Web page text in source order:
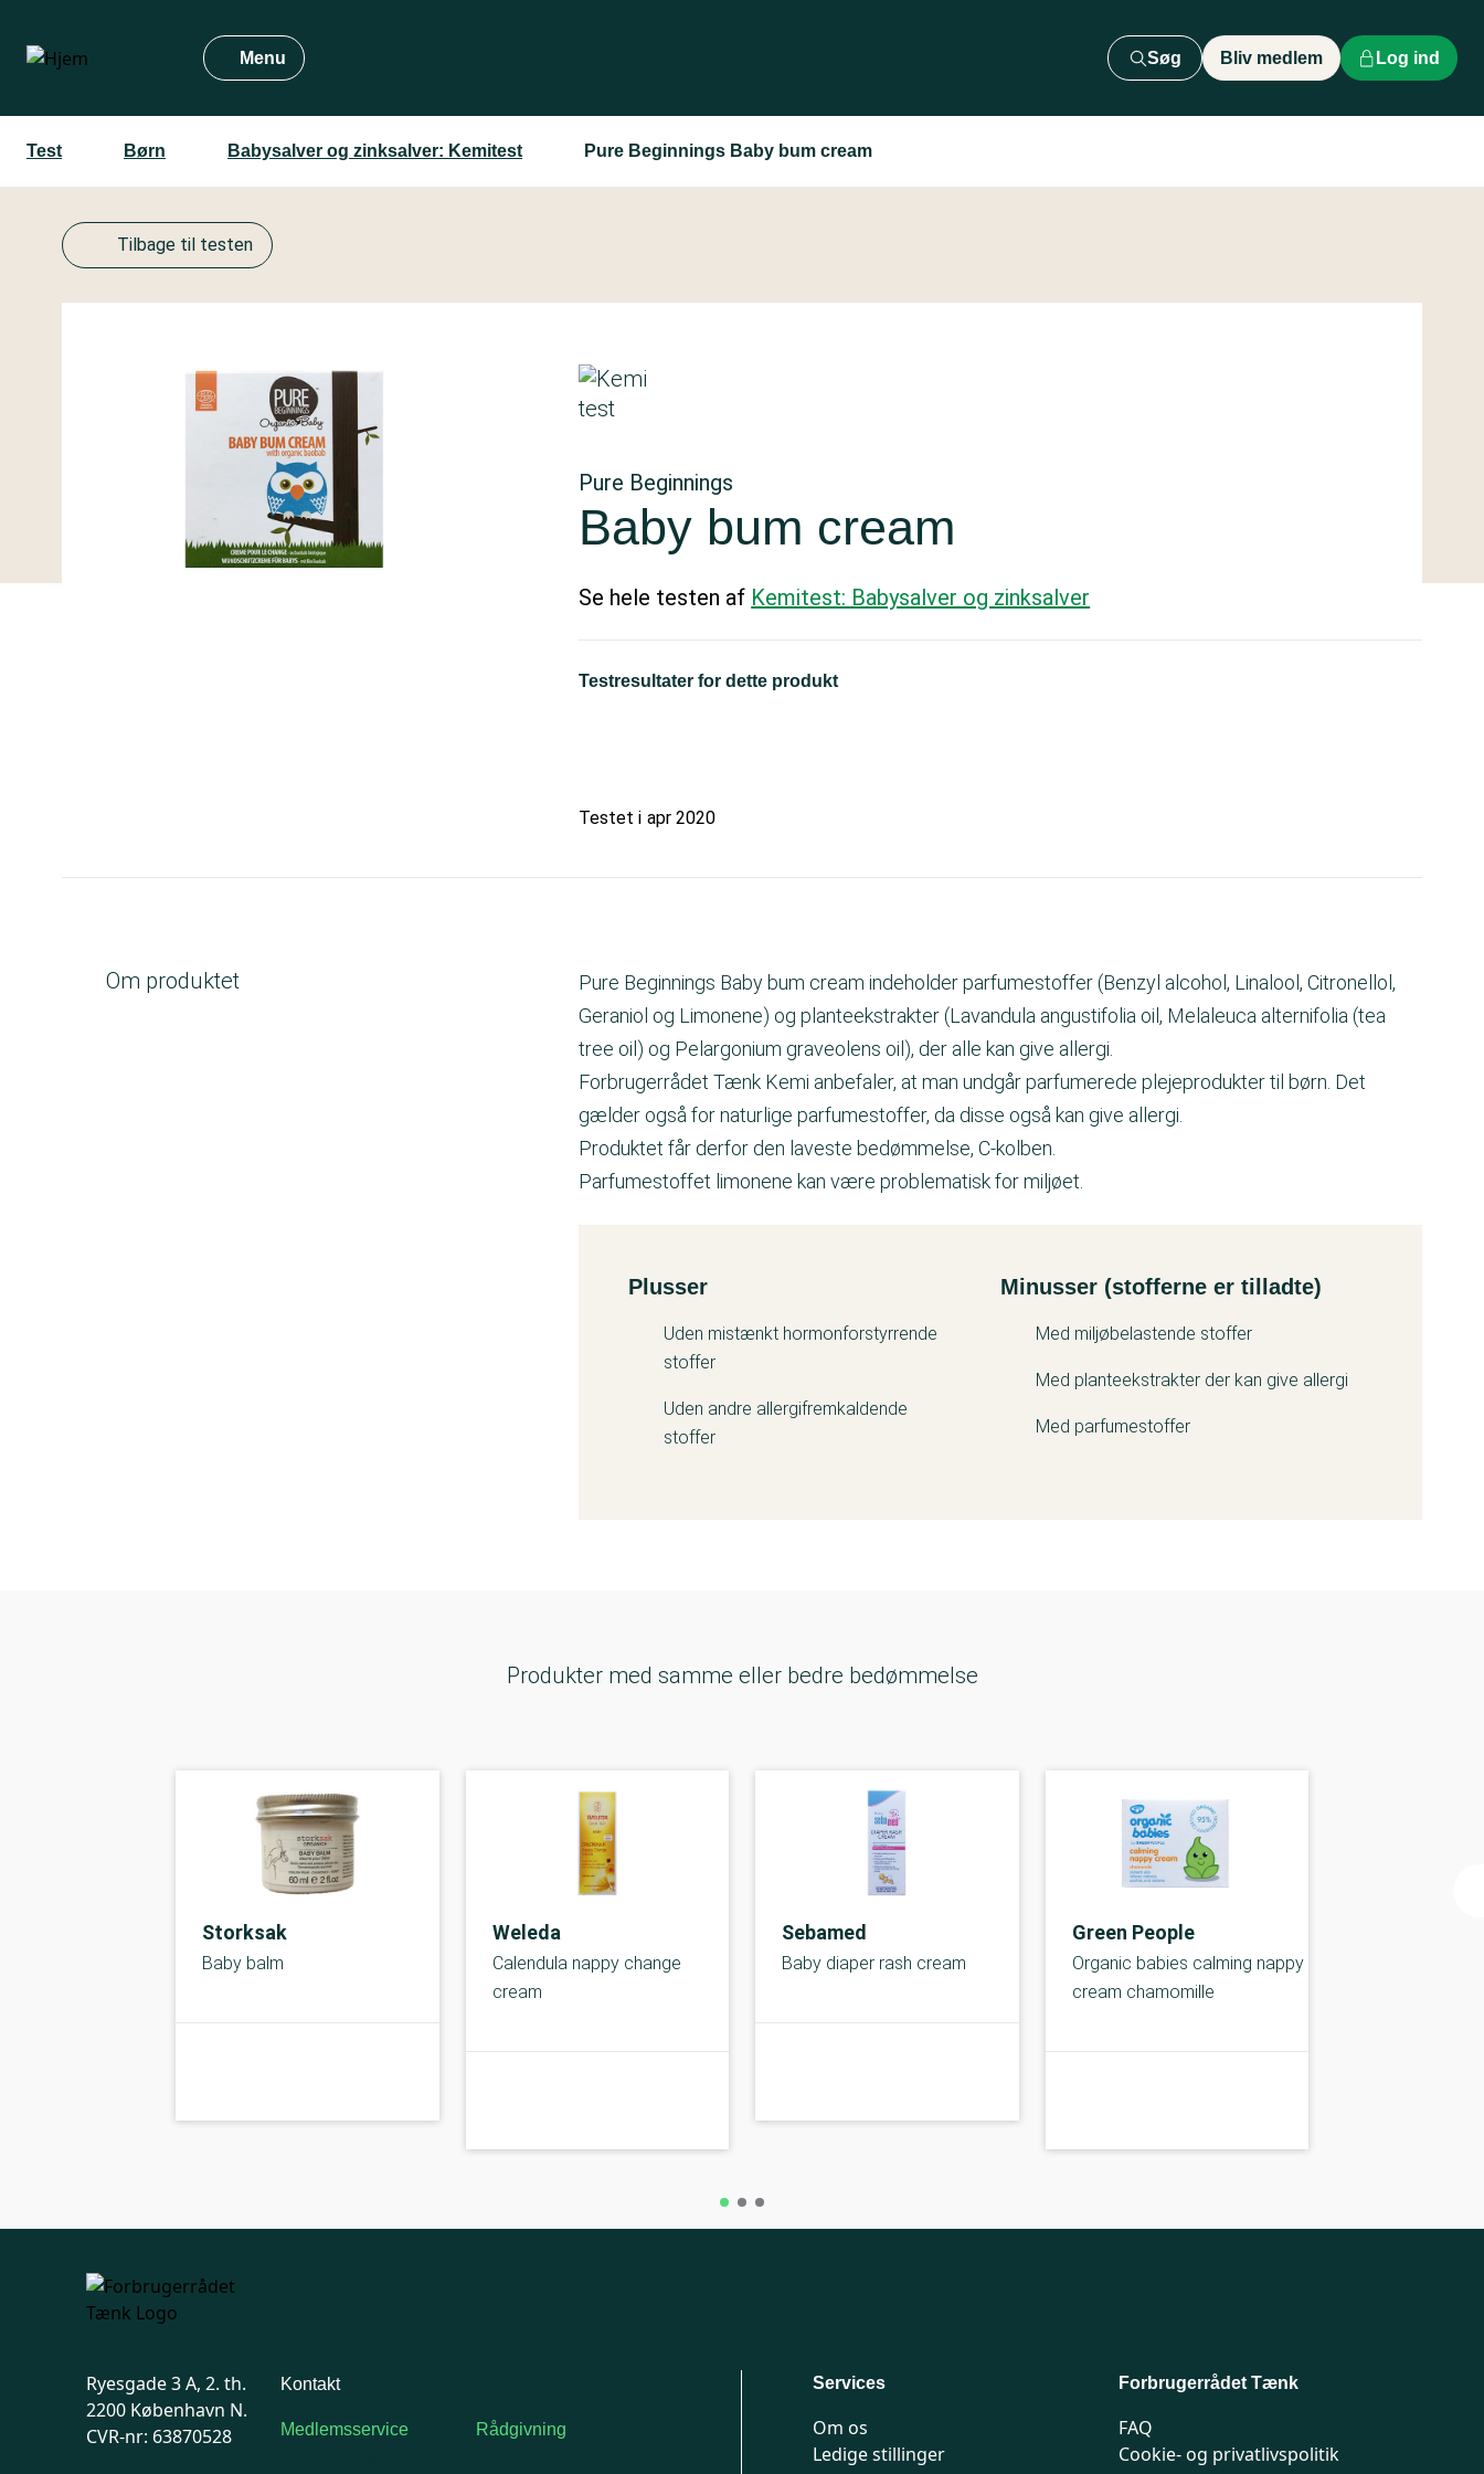
hovedindhold
Menu Søg Bliv medlem Log ind
Test Børn Babysalver og zinksalver: Kemitest Pure Beginnings Baby bum cream
Tilbage til testen
Pure Beginnings
Baby bum cream
Se hele testen af Kemitest: Babysalver og zinksalver
Testresultater for dette produkt
Testet i apr 2020
Om produktet
Pure Beginnings Baby bum cream indeholder parfumestoffer (Benzyl alcohol, Linalool, Citronellol,
Geraniol og Limonene) og planteekstrakter (Lavandula angustifolia oil, Melaleuca alternifolia (tea
tree oil) og Pelargonium graveolens oil), der alle kan give allergi.
Forbrugerrådet Tænk Kemi anbefaler, at man undgår parfumerede plejeprodukter til børn. Det
gælder også for naturlige parfumestoffer, da disse også kan give allergi.
Produktet får derfor den laveste bedømmelse, C-kolben.
Parfumestoffet limonene kan være problematisk for miljøet.
Kemitest
Plusser Minusser (stofferne er tilladte)
Uden mistænkt hormonforstyrrende
stoffer
Uden andre allergifremkaldende
stoffer
Med miljøbelastende stoffer
Med planteekstrakter der kan give allergi
Med parfumestoffer
Produkter med samme eller bedre bedømmelse
Storksak
Baby balm
Weleda
Calendula nappy change
cream
Sebamed
Baby diaper rash cream
Green People
Organic babies calming nappy
cream chamomille
Ryesgade 3 A, 2. th.
2200 København N.
CVR-nr: 63870528
Kontakt
Medlemsservice Rådgivning
Services
Om os
Ledige stillinger
Forbrugerrådet Tænk
FAQ
Cookie- og privatlivspolitik